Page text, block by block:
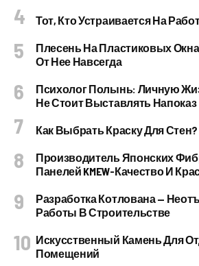
Тот, Кто Устраивается На
Плесень На Пластиковых
От Нее Навсегда
Психолог Полынь: Личную
Не Стоит Выставлять Напоказ
Как Выбрать Краску Для Стен?
Производитель Японских
Панелей KMEW-Качество И
Разработка Котлована —
Работы В Строительстве
Искусственный Камень Для
Помещений